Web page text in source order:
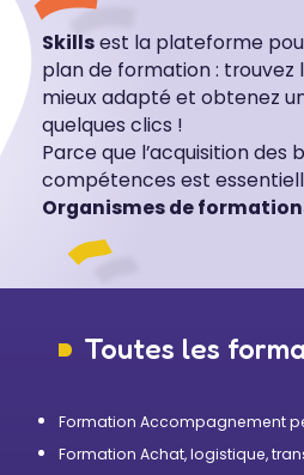
Skillsest la plateforme
plan de formation : trouvez
mieux adapté et obtenez
quelques clics !
Parce que l’acquisition des
compétences est
Organismes de
Toutes les
Formation Accompagnement
Formation Achat, logistique,